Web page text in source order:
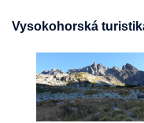
Vysokohorská